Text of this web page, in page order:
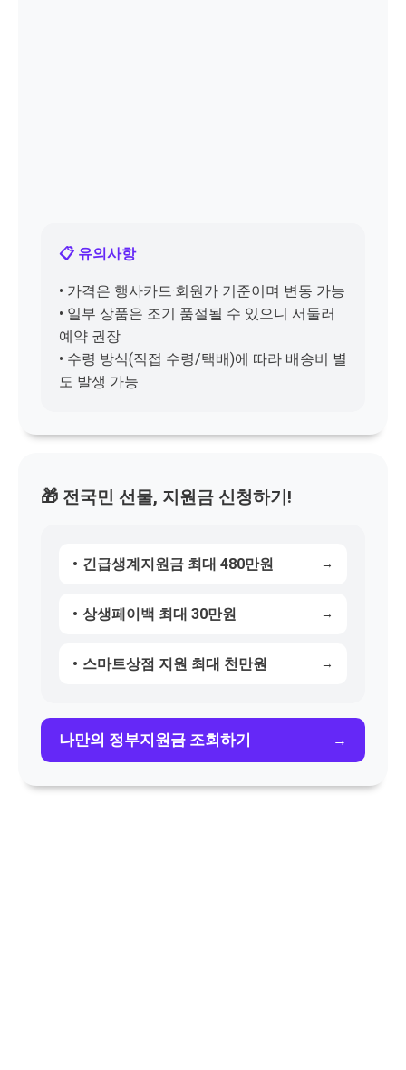
📋 유의사항
• 가격은 행사카드·회원가 기준이며 변동 가능
• 일부 상품은 조기 품절될 수 있으니 서둘러
예약 권장
• 수령 방식(직접 수령/택배)에 따라 배송비 별
도 발생 가능
🎁️ 전국민 선물, 지원금 신청하기!
긴급생계지원금 최대 480만원
상생페이백 최대 30만원
스마트상점 지원 최대 천만원
나만의 정부지원금 조회하기